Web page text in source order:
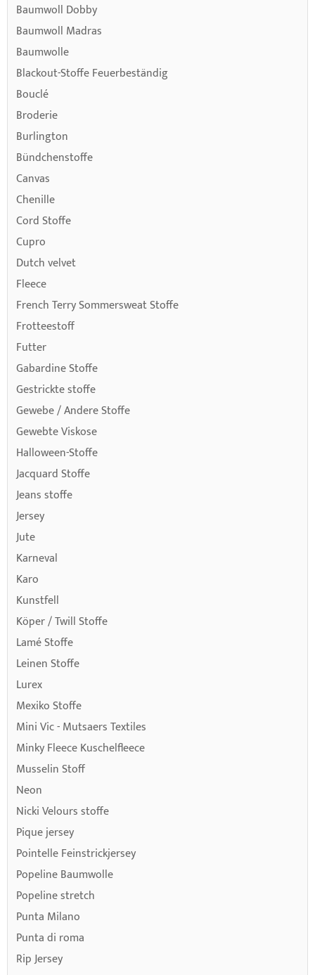
Baumwoll Dobby
Baumwoll Madras
Baumwolle
Blackout-Stoffe Feuerbeständig
Bouclé
Broderie
Burlington
Bündchenstoffe
Canvas
Chenille
Cord Stoffe
Cupro
Dutch velvet
Fleece
French Terry Sommersweat Stoffe
Frotteestoff
Futter
Gabardine Stoffe
Gestrickte stoffe
Gewebe / Andere Stoffe
Gewebte Viskose
Halloween-Stoffe
Jacquard Stoffe
Jeans stoffe
Jersey
Jute
Karneval
Karo
Kunstfell
Köper / Twill Stoffe
Lamé Stoffe
Leinen Stoffe
Lurex
Mexiko Stoffe
Mini Vic - Mutsaers Textiles
Minky Fleece Kuschelfleece
Musselin Stoff
Neon
Nicki Velours stoffe
Pique jersey
Pointelle Feinstrickjersey
Popeline Baumwolle
Popeline stretch
Punta Milano
Punta di roma
Rip Jersey